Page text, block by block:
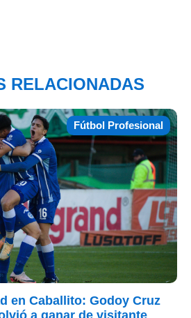
RELACIONADAS
Fútbol Profesional
en Caballito: Godoy Cruz